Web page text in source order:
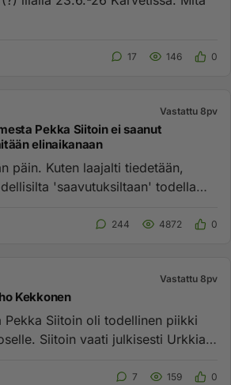
17 146 0
Vastattu 8pv
ei saanut
elinaikanaan
tiedetään,
'saavutuksiltaan' todella
244 4872 0
Vastattu 8pv
Kekkonen
Pekka Siitoin oli todellinen piikki
Siitoin vaati julkisesti Urkkia
7 159 0